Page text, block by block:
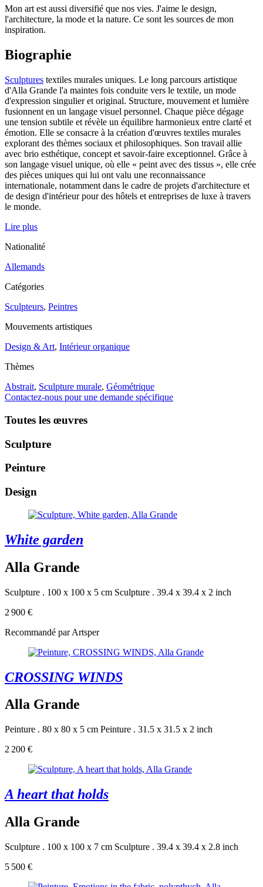
Mon art est aussi diversifié que nos vies. J'aime le design,
l'architecture, la mode et la nature. Ce sont les sources de mon
inspiration.
Biographie
Sculptures textiles murales uniques. Le long parcours artistique
d'Alla Grande l'a maintes fois conduite vers le textile, un mode
d'expression singulier et original. Structure, mouvement et lumière
fusionnent en un langage visuel personnel. Chaque pièce dégage
une tension subtile et révèle un équilibre harmonieux entre clarté et
émotion. Elle se consacre à la création d'œuvres textiles murales
explorant des thèmes sociaux et philosophiques. Son travail allie
avec brio esthétique, concept et savoir-faire exceptionnel. Grâce à
son langage visuel unique, où elle « peint avec des tissus », elle crée
des pièces uniques qui lui ont valu une reconnaissance
internationale, notamment dans le cadre de projets d'architecture et
de design d'intérieur pour des hôtels et entreprises de luxe à travers
le monde.
Lire plus
Nationalité
Allemands
Catégories
Sculpteurs, Peintres
Mouvements artistiques
Design & Art, Intérieur organique
Thèmes
Abstrait, Sculpture murale, Géométrique
Contactez-nous pour une demande spécifique
Toutes les œuvres
Sculpture
Peinture
Design
White garden
Alla Grande
Sculpture . 100 x 100 x 5 cm Sculpture . 39.4 x 39.4 x 2 inch
2 900 €
Recommandé par Artsper
CROSSING WINDS
Alla Grande
Peinture . 80 x 80 x 5 cm Peinture . 31.5 x 31.5 x 2 inch
2 200 €
A heart that holds
Alla Grande
Sculpture . 100 x 100 x 7 cm Sculpture . 39.4 x 39.4 x 2.8 inch
5 500 €